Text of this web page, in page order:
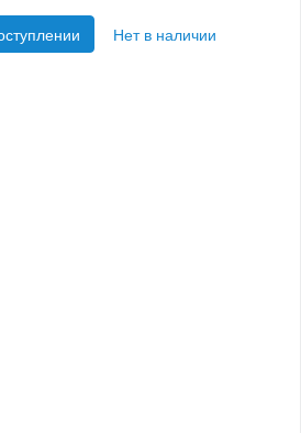
Нет в наличии